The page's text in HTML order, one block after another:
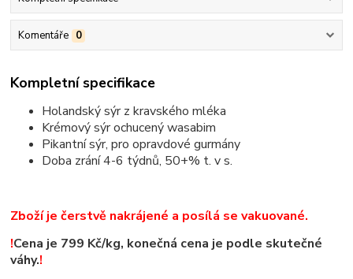
Komentáře 0
Kompletní specifikace
Holandský sýr z kravského mléka
Krémový sýr ochucený wasabim
Pikantní sýr, pro opravdové gurmány
Doba zrání 4-6 týdnů, 50+% t. v s.
Zboží je čerstvě nakrájené a posílá se vakuované.
!Cena je 799 Kč/kg, konečná cena je podle skutečné
váhy.!